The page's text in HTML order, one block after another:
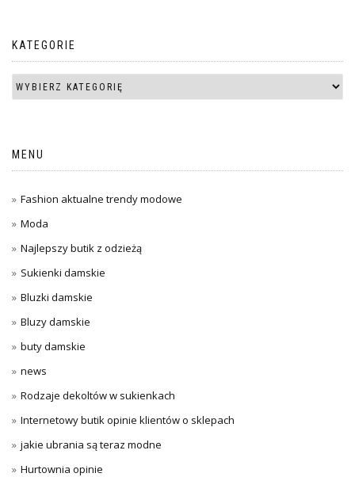
KATEGORIE
MENU
Fashion aktualne trendy modowe
Moda
Najlepszy butik z odzieżą
Sukienki damskie
Bluzki damskie
Bluzy damskie
buty damskie
news
Rodzaje dekoltów w sukienkach
Internetowy butik opinie klientów o sklepach
jakie ubrania są teraz modne
Hurtownia opinie